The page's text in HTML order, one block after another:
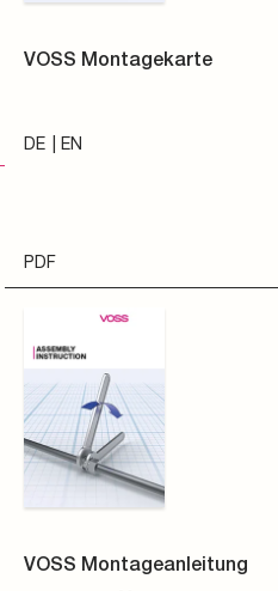
VOSS Montagekarte
DE EN
PDF
VOSS Montageanleitung